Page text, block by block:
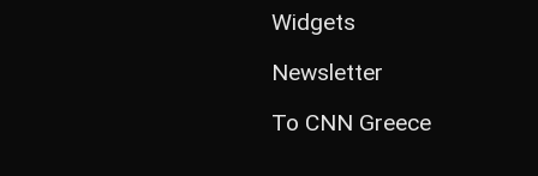
Widgets
Newsletter
Το CNN Greece